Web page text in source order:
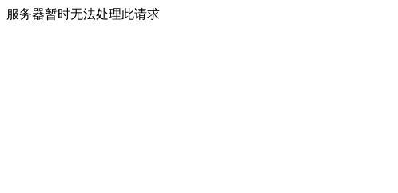
服务器暂时无法处理此请求